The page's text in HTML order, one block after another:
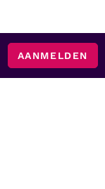
AANMELDEN